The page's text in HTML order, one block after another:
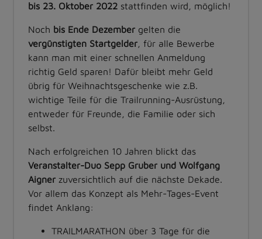
bis 23. Oktober 2022 stattfinden wird, möglich!
Noch bis Ende Dezember gelten die
vergünstigten Startgelder, für alle Bewerbe
kann man mit einer schnellen Anmeldung
richtig Geld sparen! Dafür bleibt mehr Geld
übrig für Weihnachtsgeschenke wie z.B.
wichtige Teile für die Trailrunning-Ausrüstung,
entweder für Freunde, die Familie oder sich
selbst.
Nach erfolgreichen 10 Jahren blickt das
Veranstalter-Duo Sepp Gruber und Wolfgang
Aigner zuversichtlich auf die nächste Dekade.
Vor allem das Konzept als Mehr-Tages-Event
findet Anklang:
TRAILMARATHON über 3 Tage für die